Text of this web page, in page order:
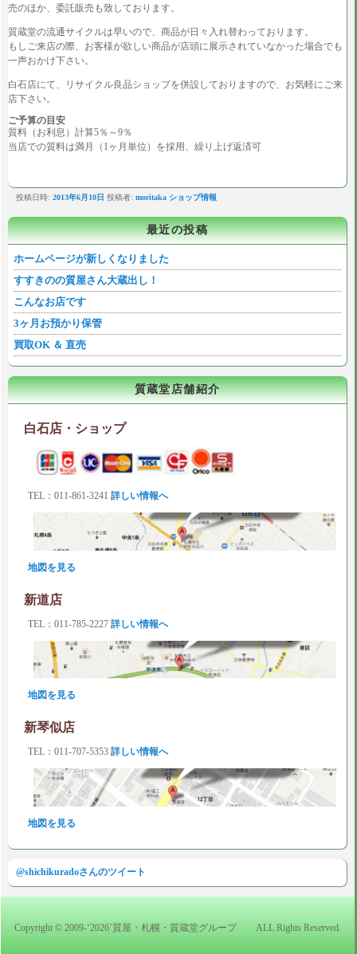
売のほか、委託販売も致しております。
質蔵堂の流通サイクルは早いので、商品が日々入れ替わっております。
もしご来店の際、お客様が欲しい商品が店頭に展示されていなかった場合でも
一声おかけ下さい。
白石店にて、リサイクル良品ショップを併設しておりますので、お気軽にご来
店下さい。
ご予算の目安
質料（お利息）計算5％～9％
当店での質料は満月（1ヶ月単位）を採用、繰り上げ返済可
投稿日時: 2013年6月10日 投稿者: moritaka ショップ情報
最近の投稿
ホームページが新しくなりました
すすきのの質屋さん大蔵出し！
こんなお店です
3ヶ月お預かり保管
買取OK ＆ 直売
質蔵堂店舗紹介
白石店・ショップ
TEL：011-861-3241 詳しい情報へ
地図を見る
新道店
TEL：011-785-2227 詳しい情報へ
地図を見る
新琴似店
TEL：011-707-5353 詳しい情報へ
地図を見る
@shichikuradoさんのツイート
Copyright © 2009-‘2026’質屋・札幌・質蔵堂グループ ALL Rights Reserved.